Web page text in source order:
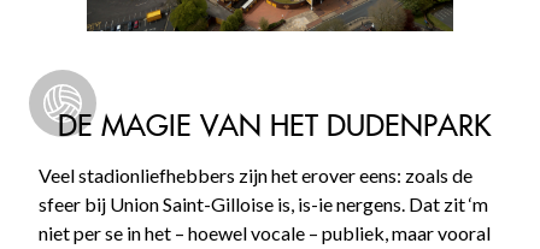
DE MAGIE VAN HET DUDENPARK
Veel stadionliefhebbers zijn het erover eens: zoals de
sfeer bij Union Saint-Gilloise is, is-ie nergens. Dat zit ‘m
niet per se in het – hoewel vocale – publiek, maar vooral